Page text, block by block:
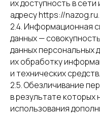
их доступность в
адресу https://nazog.ru.
2.4. Информационная
данных —
данных персональных
их обработку
и технических средств.
2.5. Обезличивание
в результате
использования